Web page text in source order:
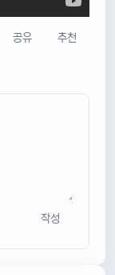
공유 추천
작성